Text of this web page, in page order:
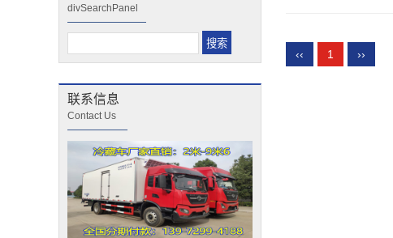
divSearchPanel
联系信息
Contact Us
‹‹ 1 ››